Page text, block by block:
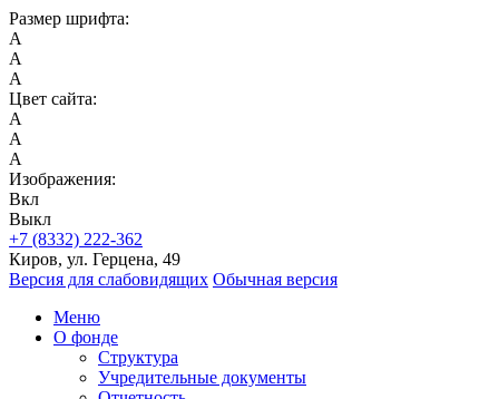
Размер шрифта:
A
A
A
Цвет сайта:
A
A
A
Изображения:
Вкл
Выкл
+7 (8332) 222-362
Киров, ул. Герцена, 49
Версия для слабовидящих Обычная версия
Меню
О фонде
Структура
Учредительные документы